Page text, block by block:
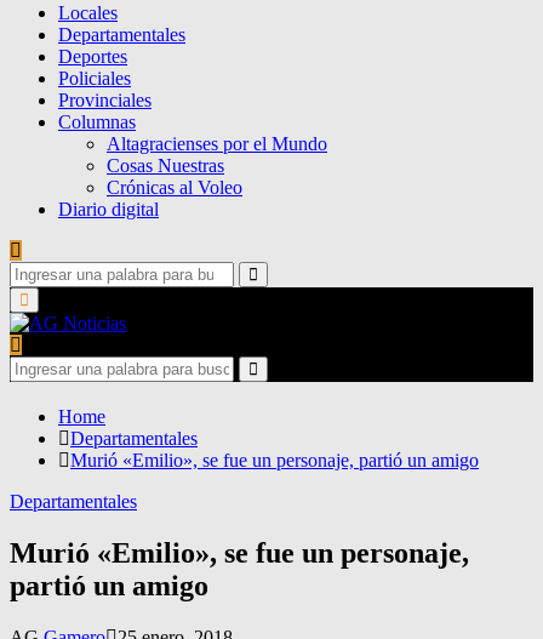
Locales
Departamentales
Deportes
Policiales
Provinciales
Columnas
Altagracienses por el Mundo
Cosas Nuestras
Crónicas al Voleo
Diario digital
Search
for:
Search
Primary
Menu
Search
for:
Search
Home
Departamentales
Murió «Emilio», se fue un personaje, partió un amigo
Departamentales
Murió «Emilio», se fue un personaje,
partió un amigo